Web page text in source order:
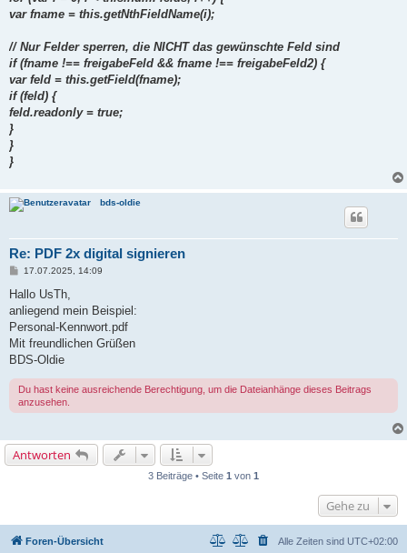
var fname = this.getNthFieldName(i);
// Nur Felder sperren, die NICHT das gewünschte Feld sind
if (fname !== freigabeFeld && fname !== freigabeFeld2) {
var feld = this.getField(fname);
if (feld) {
feld.readonly = true;
}
}
}
bds-oldie
Re: PDF 2x digital signieren
B
i
r
a
17.07.2025, 14:09
Hallo UsTh,
anliegend mein Beispiel:
Personal-Kennwort.pdf
Mit freundlichen Grüßen
BDS-Oldie
Du hast keine ausreichende Berechtigung, um die Dateianhänge dieses Beitrags
anzusehen.
Antworten
3 Beiträge • Seite 1 von 1
Gehe zu
Foren-Übersicht Alle Zeiten sind UTC+02:00